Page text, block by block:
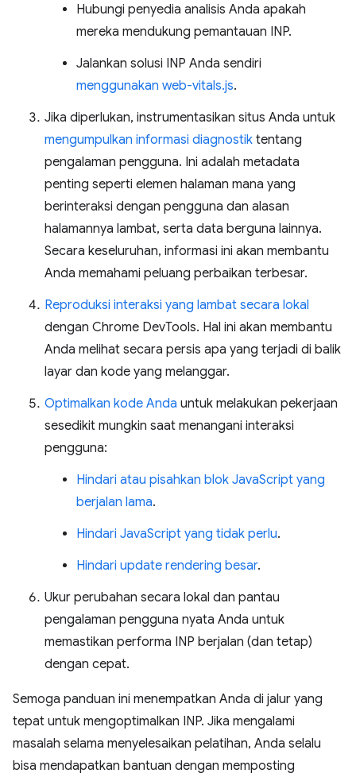
Hubungi penyedia analisis Anda apakah
mereka mendukung pemantauan INP.
Jalankan solusi INP Anda sendiri
menggunakan web-vitals.js.
Jika diperlukan, instrumentasikan situs Anda untuk
mengumpulkan informasi diagnostik tentang
pengalaman pengguna. Ini adalah metadata
penting seperti elemen halaman mana yang
berinteraksi dengan pengguna dan alasan
halamannya lambat, serta data berguna lainnya.
Secara keseluruhan, informasi ini akan membantu
Anda memahami peluang perbaikan terbesar.
Reproduksi interaksi yang lambat secara lokal
dengan Chrome DevTools. Hal ini akan membantu
Anda melihat secara persis apa yang terjadi di balik
layar dan kode yang melanggar.
Optimalkan kode Anda untuk melakukan pekerjaan
sesedikit mungkin saat menangani interaksi
pengguna:
Hindari atau pisahkan blok JavaScript yang
berjalan lama.
Hindari JavaScript yang tidak perlu.
Hindari update rendering besar.
Ukur perubahan secara lokal dan pantau
pengalaman pengguna nyata Anda untuk
memastikan performa INP berjalan (dan tetap)
dengan cepat.
Semoga panduan ini menempatkan Anda di jalur yang
tepat untuk mengoptimalkan INP. Jika mengalami
masalah selama menyelesaikan pelatihan, Anda selalu
bisa mendapatkan bantuan dengan memposting